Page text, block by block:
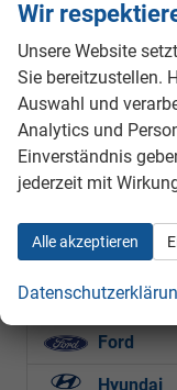
74 kW (101 PS)
01.04.2026
18.490,– €
inkl. 19% MwSt.
Verbrauch
CO
2-Klasse: D
CO -Emissionen:
Fahrzeugnr.
Citroën
Ford
Hyundai
Wir
Unsere Website
Sie bereitzustellen.
Auswahl und
Analytics und
Einverständnis
jederzeit mit
Alle akzeptieren